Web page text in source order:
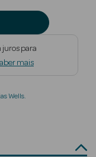
juros para
mais
Wells.